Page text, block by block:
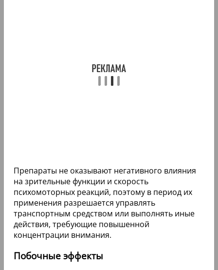
Препараты не оказывают негативного влияния
на зрительные функции и скорость
психомоторных реакций, поэтому в период их
применения разрешается управлять
транспортным средством или выполнять иные
действия, требующие повышенной
концентрации внимания.
Побочные эффекты